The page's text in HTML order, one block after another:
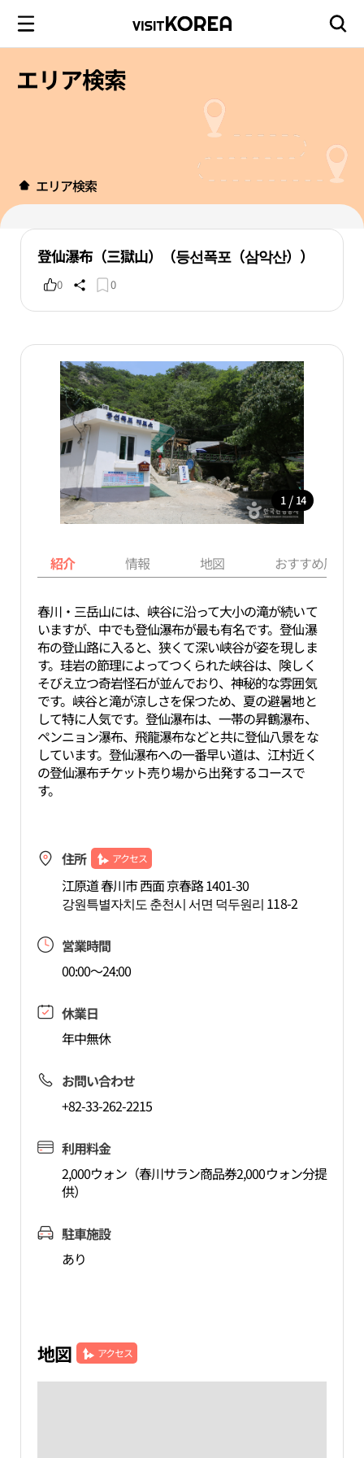
エリア検索
エリア検索
登仙瀑布（三獄山）（등선폭포（삼악산））
0 0
1 / 14
紹介 情報 地図 おすすめ周辺
春川・三岳山には、峡谷に沿って大小の滝が続いて
いますが、中でも登仙瀑布が最も有名です。登仙瀑
布の登山路に入ると、狭くて深い峡谷が姿を現しま
す。珪岩の節理によってつくられた峡谷は、険しく
そびえ立つ奇岩怪石が並んでおり、神秘的な雰囲気
です。峡谷と滝が涼しさを保つため、夏の避暑地と
して特に人気です。登仙瀑布は、一帯の昇鶴瀑布、
ペンニョン瀑布、飛龍瀑布などと共に登仙八景をな
しています。登仙瀑布への一番早い道は、江村近く
の登仙瀑布チケット売り場から出発するコースで
す。
住所 アクセス
江原道 春川市 西面 京春路 1401-30
강원특별자치도 춘천시 서면 덕두원리 118-2
営業時間
00:00～24:00
休業日
年中無休
お問い合わせ
+82-33-262-2215
利用料金
2,000ウォン（春川サラン商品券2,000ウォン分提
供）
駐車施設
あり
地図 アクセス